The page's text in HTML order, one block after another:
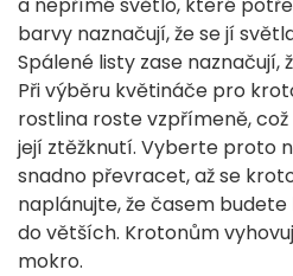
barvy naznačují, že se jí
Spálené listy zase naznačují,
Při výběru květináče pro
rostlina roste vzpřímeně,
její ztěžknutí. Vyberte proto
snadno převracet, až se
naplánujte, že časem
do větších. Krotonům
mokro.